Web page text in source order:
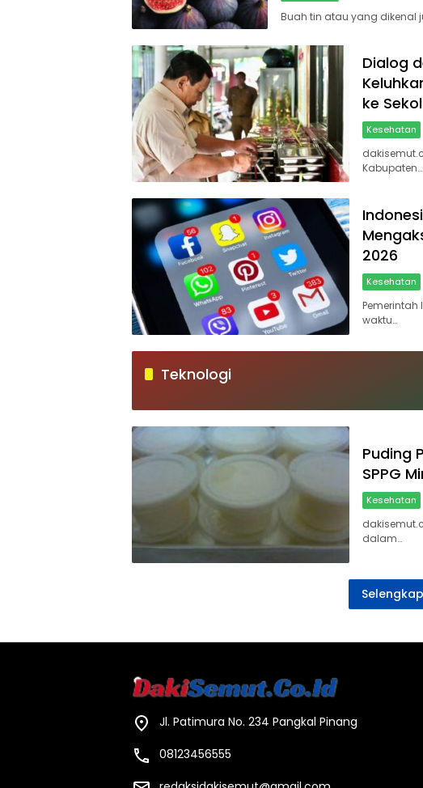
Buah tin atau yang dikenal
Dialog
ke
Kesehatan
Kabupaten…
2026
Kesehatan
Pemerintah
waktu…
Teknologi
Puding
SPPG
Kesehatan
dalam…
Jl. Patimura No. 234 Pangkal Pinang
08123456555